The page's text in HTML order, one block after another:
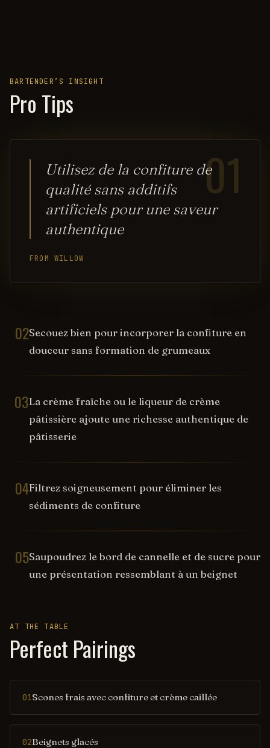
BARTENDER’S INSIGHT
Pro Tips
01
Utilisez de la confiture de
qualité sans additifs
artificiels pour une saveur
authentique
FROM WILLOW
02Secouez bien pour incorporer la confiture en
douceur sans formation de grumeaux
03La crème fraîche ou le liqueur de crème
pâtissière ajoute une richesse authentique de
pâtisserie
04Filtrez soigneusement pour éliminer les
sédiments de confiture
05Saupoudrez le bord de cannelle et de sucre pour
une présentation ressemblant à un beignet
AT THE TABLE
Perfect Pairings
01Scones frais avec confiture et crème caillée
02Beignets glacés